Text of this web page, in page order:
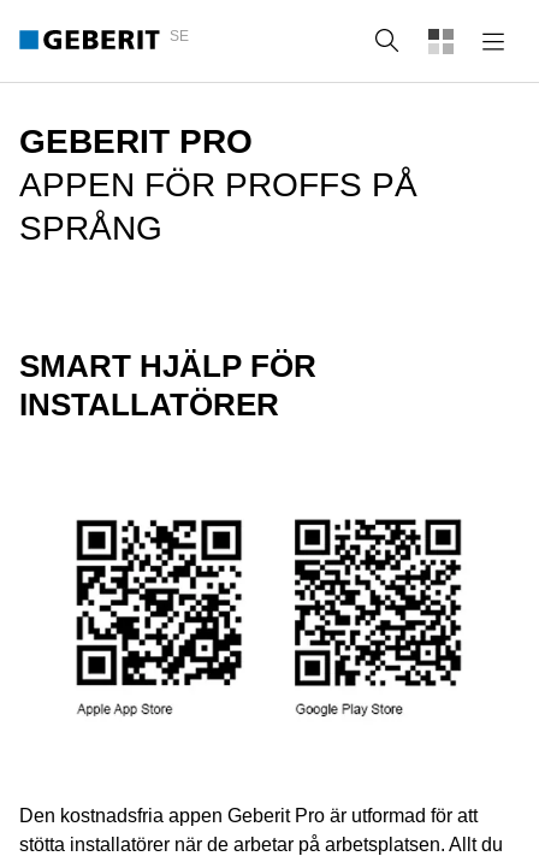
SE Sök
GEBERIT PRO
APPEN FÖR PROFFS PÅ
SPRÅNG
SMART HJÄLP FÖR
INSTALLATÖRER
Den kostnadsfria appen Geberit Pro är utformad för att
stötta installatörer när de arbetar på arbetsplatsen. Allt du